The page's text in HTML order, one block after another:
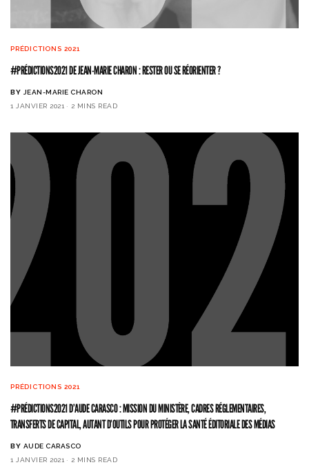
PRÉDICTIONS 2021
#PRÉDICTIONS2021 DE JEAN-MARIE CHARON : RESTER OU SE RÉORIENTER ?
BY JEAN-MARIE CHARON
1 JANVIER 2021
2 MINS READ
PRÉDICTIONS 2021
#PRÉDICTIONS2021 D’AUDE CARASCO : MISSION DU MINISTÈRE, CADRES RÉGLEMENTAIRES,
TRANSFERTS DE CAPITAL, AUTANT D’OUTILS POUR PROTÉGER LA SANTÉ ÉDITORIALE DES MÉDIAS
BY AUDE CARASCO
1 JANVIER 2021
2 MINS READ